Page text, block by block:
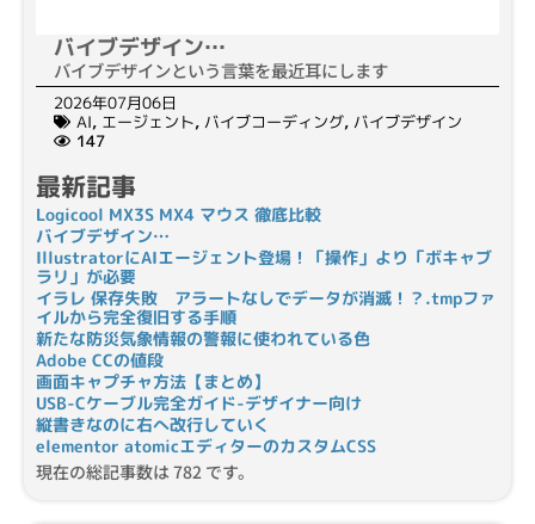
バイブデザイン…
バイブデザインという言葉を最近耳にします
2026年07月06日
AI, エージェント, バイブコーディング, バイブデザイン
147
最新記事
Logicool MX3S MX4 マウス 徹底比較
バイブデザイン…
IllustratorにAIエージェント登場！「操作」より「ボキャブ
ラリ」が必要
イラレ 保存失敗 アラートなしでデータが消滅！？.tmpファ
イルから完全復旧する手順
新たな防災気象情報の警報に使われている色
Adobe CCの値段
画面キャプチャ方法【まとめ】
USB-Cケーブル完全ガイド-デザイナー向け
縦書きなのに右へ改行していく
elementor atomicエディターのカスタムCSS
現在の総記事数は 782 です。